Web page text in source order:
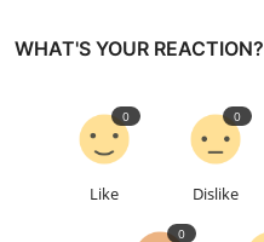
WHAT'S YOUR REACTION?
Like
0
Dislike
0
0